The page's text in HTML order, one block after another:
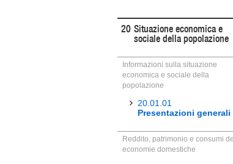
20 Situazione economica e
sociale della popolazione
Informazioni sulla situazione
economica e sociale della
popolazione
20.01.01
Presentazioni generali
Reddito, patrimonio e consumi
economie domestiche